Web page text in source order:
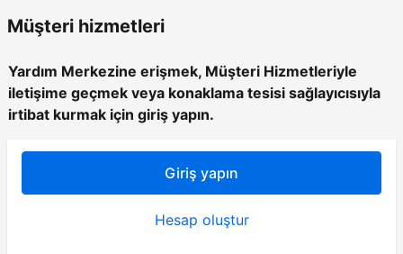
Müşteri hizmetleri
Yardım Merkezine erişmek, Müşteri Hizmetleriyle
iletişime geçmek veya konaklama tesisi sağlayıcısıyla
irtibat kurmak için giriş yapın.
Giriş yapın
Hesap oluştur